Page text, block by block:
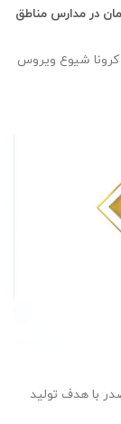
در مدارس مناطق
کرونا شیوع ویروس
با هدف تولید